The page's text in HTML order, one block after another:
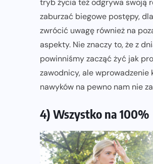
zaburzać biegowe postępy,
zwrócić uwagę również na
aspekty. Nie znaczy to, że z
powinniśmy zacząć żyć jak
zawodnicy, ale wprowadzenie
nawyków na pewno nam nie
4) Wszystko na 100%